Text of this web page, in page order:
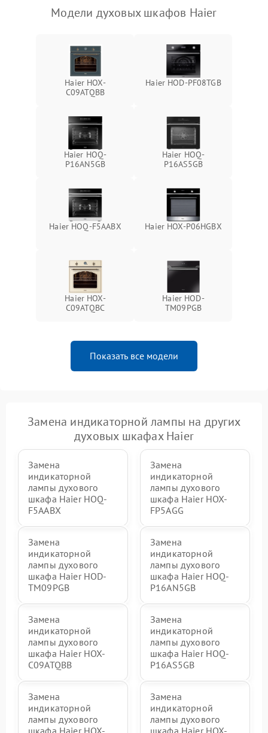
Модели духовых шкафов Haier
Haier HOX-
C09ATQBB
Haier HOD-PF08TGB
Haier HOQ-
P16AN5GB
Haier HOQ-
P16AS5GB
Haier HOQ-F5AABX Haier HOX-P06HGBX
Haier HOX-
C09ATQBC
Haier HOD-
TM09PGB
Показать все модели
Замена индикаторной лампы на других
духовых шкафах Haier
Замена
индикаторной
лампы духового
шкафа Haier HOQ-
F5AABX
Замена
индикаторной
лампы духового
шкафа Haier HOX-
FP5AGG
Замена
индикаторной
лампы духового
шкафа Haier HOD-
TM09PGB
Замена
индикаторной
лампы духового
шкафа Haier HOQ-
P16AN5GB
Замена
индикаторной
лампы духового
шкафа Haier HOX-
C09ATQBB
Замена
индикаторной
лампы духового
шкафа Haier HOQ-
P16AS5GB
Замена
индикаторной
лампы духового
шкафа Haier HOX-
Замена
индикаторной
лампы духового
шкафа Haier HOX-